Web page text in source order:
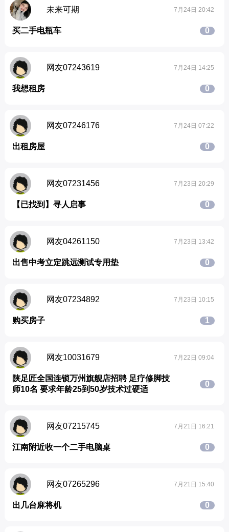
未来可期 7月24日 20:42
买二手电瓶车 0
网友07243619 7月24日 14:25
我想租房 0
网友07246176 7月24日 07:22
出租房屋 0
网友07231456 7月23日 20:29
【已找到】寻人启事 0
网友04261150 7月23日 13:42
出售中考立定跳远测试专用垫 0
网友07234892 7月23日 10:15
购买房子 1
网友10031679 7月22日 09:04
陕足匠全国连锁万州旗舰店招聘 足疗修脚技
师10名 要求年龄25到50岁技术过硬适
0
网友07215745 7月21日 16:21
江南附近收一个二手电脑桌 0
网友07265296 7月21日 15:40
出几台麻将机 0